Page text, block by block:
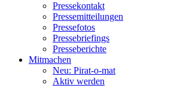
Pressekontakt
Pressemitteilungen
Pressefotos
Pressebriefings
Presseberichte
Mitmachen
Neu: Pirat-o-mat
Aktiv werden